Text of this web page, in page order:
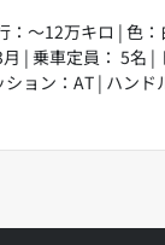
：～12万キロ | 色
| 乗車定員： 5名 |
ョン：AT | ハンド